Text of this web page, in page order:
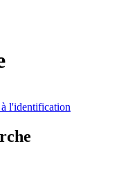
l'identification